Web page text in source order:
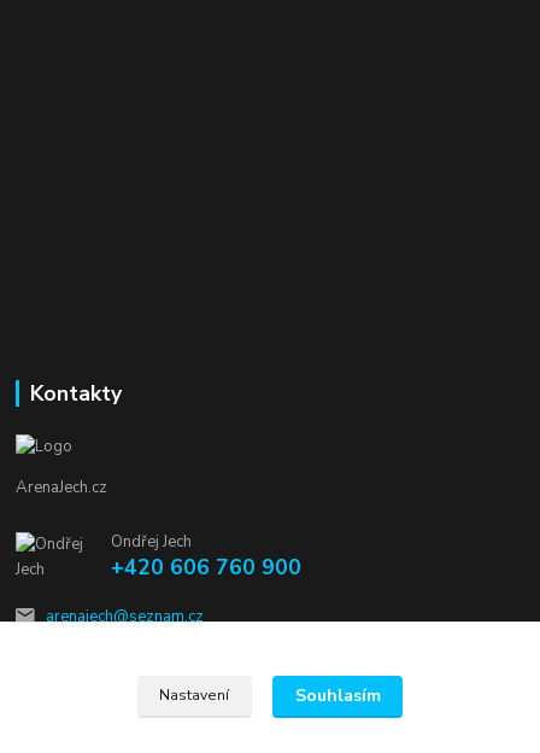
Kontakty
ArenaJech.cz
Ondřej Jech
+420 606 760 900
arenajech@seznam.cz
Nastavení Souhlasím